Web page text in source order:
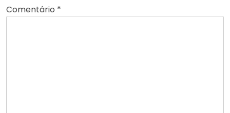
Comentário *